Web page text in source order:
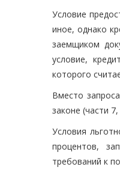
Условие
иное, однако
заемщиком
условие,
которого
Вместо
законе (части
Условия
процентов,
требований к